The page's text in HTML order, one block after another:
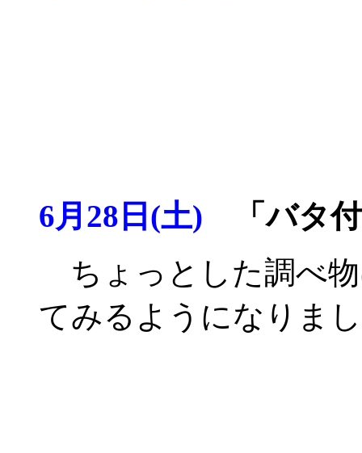
6月28日(土) 「バタ付
ちょっとした調べ
てみるようになりま